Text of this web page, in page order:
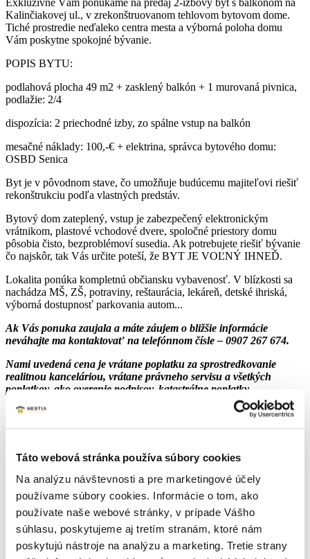
Táto webová stránka používa súbory cookies
Na analýzu návštevnosti a pre marketingové účely
používame súbory cookies. Informácie o tom, ako
používate naše webové stránky, v prípade Vášho
súhlasu, poskytujeme aj tretím stranám, ktoré nám
poskytujú nástroje na analýzu a marketing. Tretie strany
Exkluzívne Vám ponúkame na predaj 2-izbový byt s balkónom na
Kalinčiakovej ul., v zrekonštruovanom tehlovom bytovom dome.
Tiché prostredie neďaleko centra mesta a výborná poloha domu
Vám poskytne spokojné bývanie.
POPIS BYTU:
podlahová plocha 49 m2 + zasklený balkón + 1 murovaná pivnica,
podlažie: 2/4
dispozícia: 2 priechodné izby, zo spálne vstup na balkón
mesačné náklady: 100,-€ + elektrina, správca bytového domu:
OSBD Senica
Byt je v pôvodnom stave, čo umožňuje budúcemu majiteľovi riešiť
rekonštrukciu podľa vlastných predstáv.
Bytový dom zateplený, vstup je zabezpečený elektronickým
vrátnikom, plastové vchodové dvere, spoločné priestory domu
pôsobia čisto, bezproblémoví susedia. Ak potrebujete riešiť bývanie
čo najskôr, tak Vás určite poteší, že BYT JE VOĽNÝ IHNEĎ.
Lokalita ponúka kompletnú občiansku vybavenosť. V blízkosti sa
nachádza MŠ, ZŠ, potraviny, reštaurácia, lekáreň, detské ihriská,
výborná dostupnosť parkovania autom...
Ak Vás ponuka zaujala a máte záujem o bližšie informácie
neváhajte ma kontaktovať na telefónnom čísle – 0907 267 674.
Nami uvedená cena je vrátane poplatku za sprostredkovanie
realitnou kanceláriou, vrátane právneho servisu a všetkých
poplatkov, ako overenie podpisov, katastrálne poplatky ...
Financovanie zabezpečíme bezplatne s najlepšími podmienkami
na trhu.
Úžitková plocha:49 m
Druh:2 izbový byt
Stav:pôvodný stav